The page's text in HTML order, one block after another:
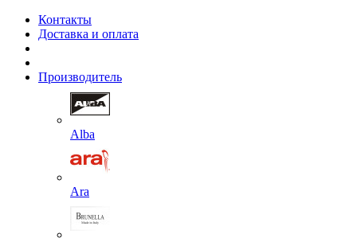
Контакты
Доставка и оплата
Производитель
Alba
Ara